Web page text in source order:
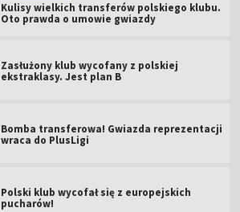
Kulisy wielkich transferów polskiego klubu.
Oto prawda o umowie gwiazdy
Zasłużony klub wycofany z polskiej
ekstraklasy. Jest plan B
Bomba transferowa! Gwiazda reprezentacji
wraca do PlusLigi
Polski klub wycofał się z europejskich
pucharów!